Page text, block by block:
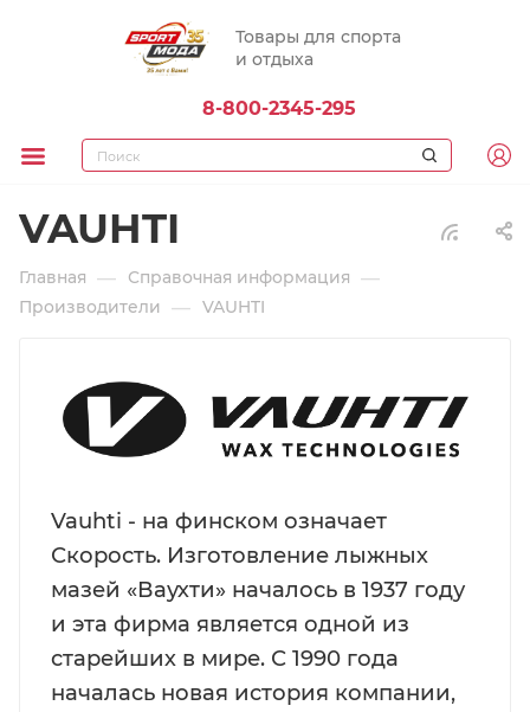
Товары для спорта
и отдыха
8-800-2345-295
VAUHTI
Главная — Справочная информация —
Производители — VAUHTI
Vauhti - на финском означает
Скорость. Изготовление лыжных
мазей «Ваухти» началось в 1937 году
и эта фирма является одной из
старейших в мире. С 1990 года
началась новая история компании,